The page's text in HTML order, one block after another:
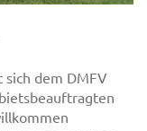
dem DMFV